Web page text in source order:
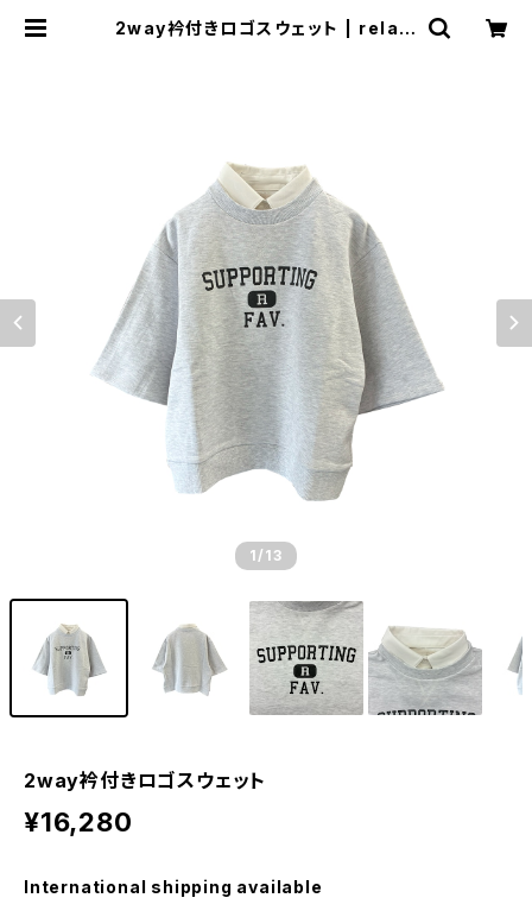
2way衿付きロゴスウェット | relaxi
1 /13
2way衿付きロゴスウェット
¥16,280
International shipping available